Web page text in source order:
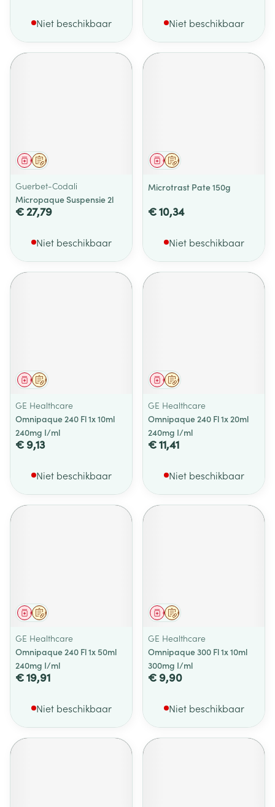
Niet beschikbaar Niet beschikbaar
Op voorschrift
Geneesmiddel
Guerbet-Codali
Micropaque Suspensie 2l
€ 27,79
Niet beschikbaar
Op voorschrift
Geneesmiddel
Microtrast Pate 150g
€ 10,34
Niet beschikbaar
Op voorschrift
Geneesmiddel
GE Healthcare
Omnipaque 240 Fl 1x 10ml
240mg I/ml
€ 9,13
Niet beschikbaar
Op voorschrift
Geneesmiddel
GE Healthcare
Omnipaque 240 Fl 1x 20ml
240mg I/ml
€ 11,41
Niet beschikbaar
Op voorschrift
Geneesmiddel
GE Healthcare
Omnipaque 240 Fl 1x 50ml
240mg I/ml
€ 19,91
Niet beschikbaar
Op voorschrift
Geneesmiddel
GE Healthcare
Omnipaque 300 Fl 1x 10ml
300mg I/ml
€ 9,90
Niet beschikbaar